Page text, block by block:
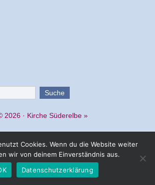
2026 · Kirche Süderelbe »
Cookies. Wenn du die Website weiter
wir von deinem Einverständnis aus.
Datenschutzerklärung